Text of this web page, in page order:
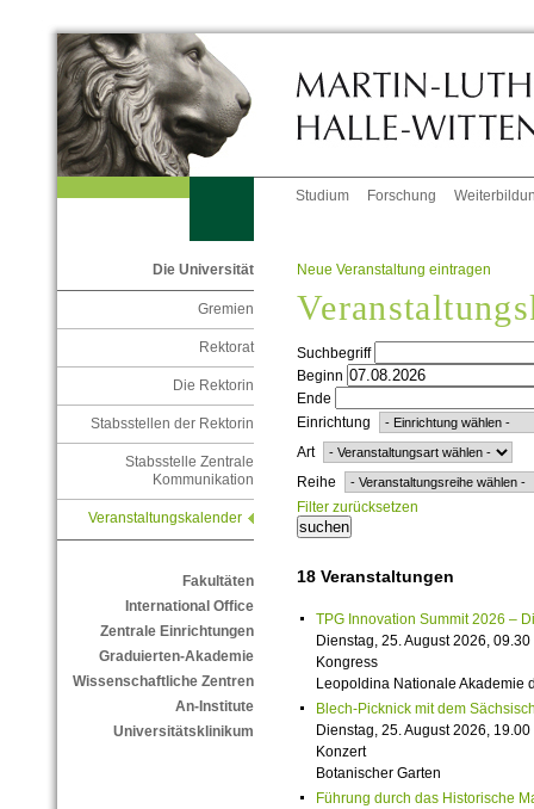
Studium Forschung
Die Universität
Gremien
Rektorat
Die Rektorin
Stabsstellen der Rektorin
Stabsstelle Zentrale
Kommunikation
Veranstaltungskalender
Fakultäten
International Office
Zentrale Einrichtungen
Graduierten-Akademie
Wissenschaftliche Zentren
An-Institute
Universitätsklinikum
Neue Veranstaltung eintragen
Suchbegriff
Beginn
Ende
Einrichtung
Art
Reihe
Filter zurücksetzen
18 Veranstaltungen
TPG Innovation Summit 2026 –
Dienstag, 25. August 2026,
Kongress
Leopoldina Nationale Akademie
Blech-Picknick mit dem
Dienstag, 25. August 2026,
Konzert
Botanischer Garten
Führung durch das Historische